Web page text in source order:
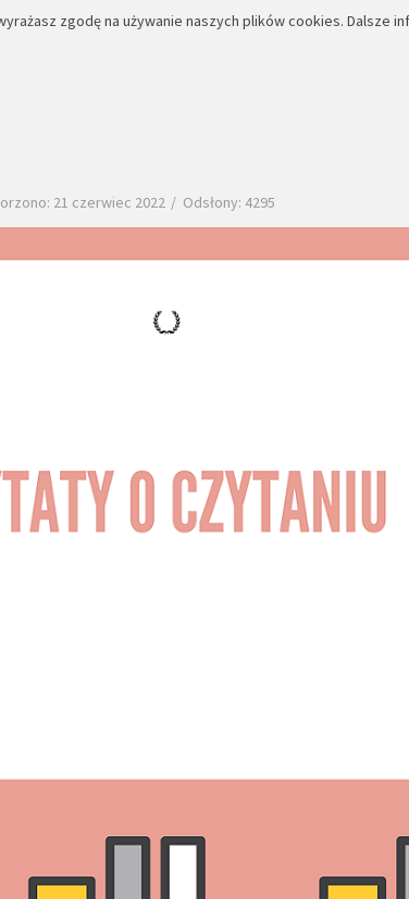
zgodę na używanie naszych plików cookies. Dalsze
21 czerwiec 2022 Odsłony: 4295